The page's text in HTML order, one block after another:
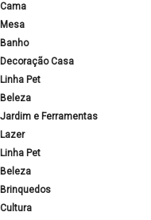
Cama
Mesa
Banho
Decoração Casa
Linha Pet
Beleza
Jardim e Ferramentas
Lazer
Linha Pet
Beleza
Brinquedos
Cultura